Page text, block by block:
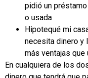
pidió un
o usada
Hipotequé mi
necesita dinero y
más ventajas que
En cualquiera de los